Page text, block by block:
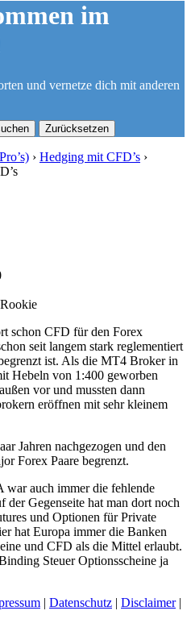
im
und vernetze dich mit anderen
Zurücksetzen
› Hedging mit CFD’s ›
schon CFD für den Forex
seit langem stark reglementiert
ist. Als die MT4 Broker in
Hebeln von 1:400 geworben
vor und mussten dann
eröffnen mit sehr kleinem
Jahren nachgezogen und den
Forex Paare begrenzt.
auch immer die fehlende
Gegenseite hat man dort noch
und Optionen für Private
hat Europa immer die Banken
und CFD als die Mittel erlaubt.
Steuer Optionsscheine ja
| Datenschutz | Disclaimer|